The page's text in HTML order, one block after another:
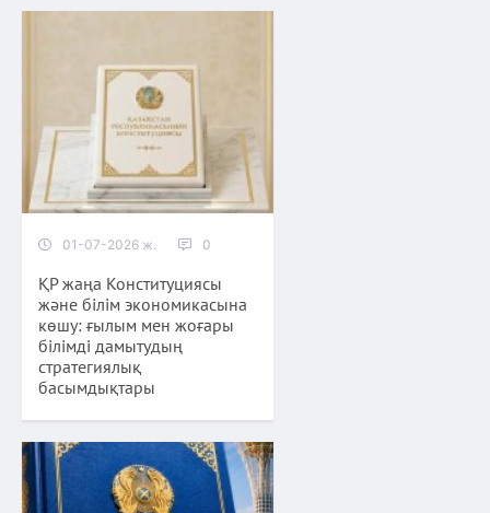
01-07-2026 ж. 0
ҚР жаңа Конституциясы
және білім экономикасына
көшу: ғылым мен жоғары
білімді дамытудың
стратегиялық
басымдықтары